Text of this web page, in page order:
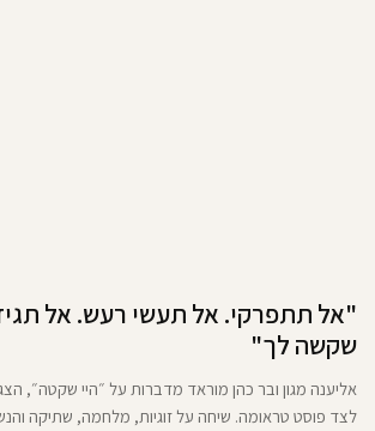
"אל תתפרקי. אל תעשי רעש. אל
שקשה לך"
אליענה מגון ובר כהן מוראד מדברות על ״היי שקטה״,
לצד פוסט טראומה. שיחה על זוגיות, מלחמה, שתיקה